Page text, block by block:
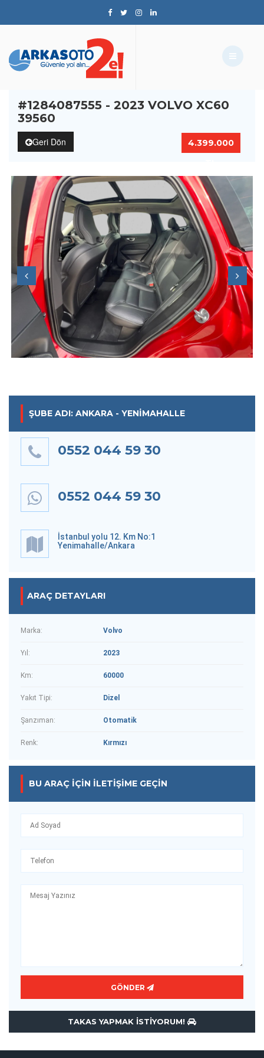
#1284087555 - 2023 VOLVO XC60
39560
Geri Dön
4.399.000
Previous Next
ŞUBE ADI: ANKARA - YENIMAHALLE
0552 044 59 30
0552 044 59 30
İstanbul yolu 12. Km No:1
Yenimahalle/Ankara
ARAÇ DETAYLARI
Marka: Volvo
Yıl: 2023
Km: 60000
Yakıt Tipi: Dizel
Şanzıman: Otomatik
Renk: Kırmızı
BU ARAÇ IÇIN İLETIŞIME GEÇIN
GÖNDER
TAKAS YAPMAK ISTIYORUM!